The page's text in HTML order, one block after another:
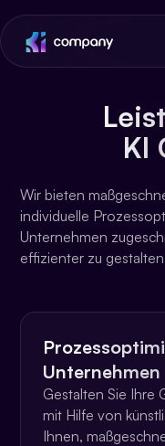
KI
Wir bieten
individuelle
Unternehmen
effizienter zu
Unternehmen
Gestalten Sie Ihre
mit Hilfe von
Ihnen,